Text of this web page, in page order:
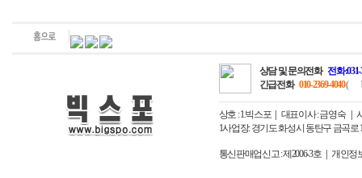
상담 및 문의전화 전화
긴급전화010-2369-4040(
상호 : 1.빅스포 대표이사 : 금영숙
1사업장: 경기도 화성시 동탄구 금곡로
통신판매업신고 : 제2006-3호 개인정